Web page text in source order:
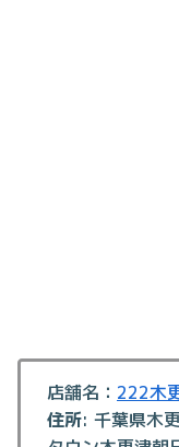
店舗名： 222木
住所: 千葉県木